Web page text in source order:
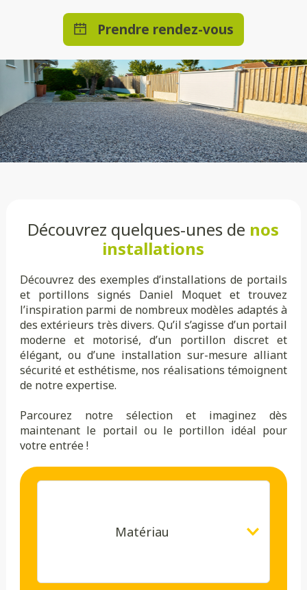
Prendre rendez-vous
Découvrez quelques-unes de nos
installations
Découvrez des exemples d’installations de portails
et portillons signés Daniel Moquet et trouvez
l’inspiration parmi de nombreux modèles adaptés à
des extérieurs très divers. Qu’il s’agisse d’un portail
moderne et motorisé, d’un portillon discret et
élégant, ou d’une installation sur-mesure alliant
sécurité et esthétisme, nos réalisations témoignent
de notre expertise.
Parcourez notre sélection et imaginez dès
maintenant le portail ou le portillon idéal pour
votre entrée !
Matériau